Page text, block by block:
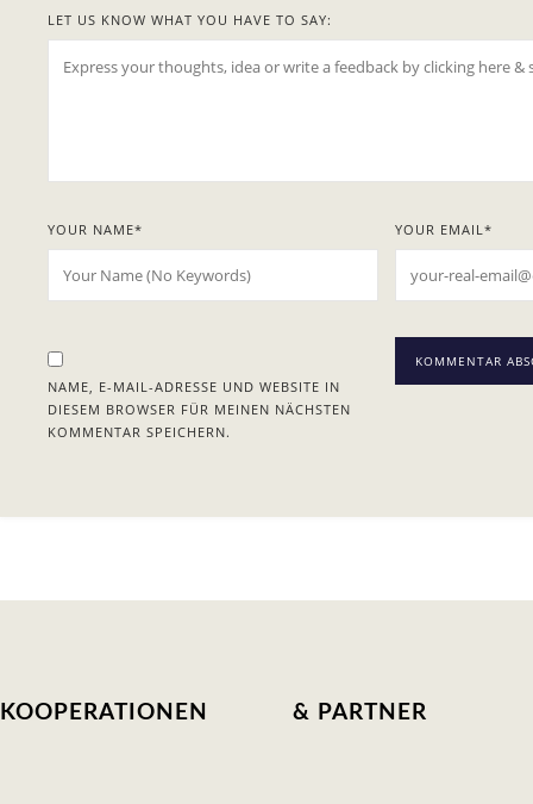
LET US KNOW WHAT YOU HAVE TO SAY:
YOUR NAME* YOUR EMAIL*
NAME, E-MAIL-ADRESSE UND WEBSITE IN
DIESEM BROWSER FÜR MEINEN NÄCHSTEN
KOMMENTAR SPEICHERN.
KOOPERATIONEN & PARTNER